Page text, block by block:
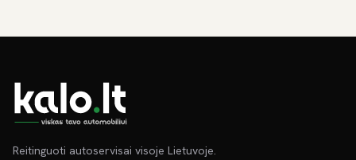
Reitinguoti autoservisai visoje Lietuvoje.